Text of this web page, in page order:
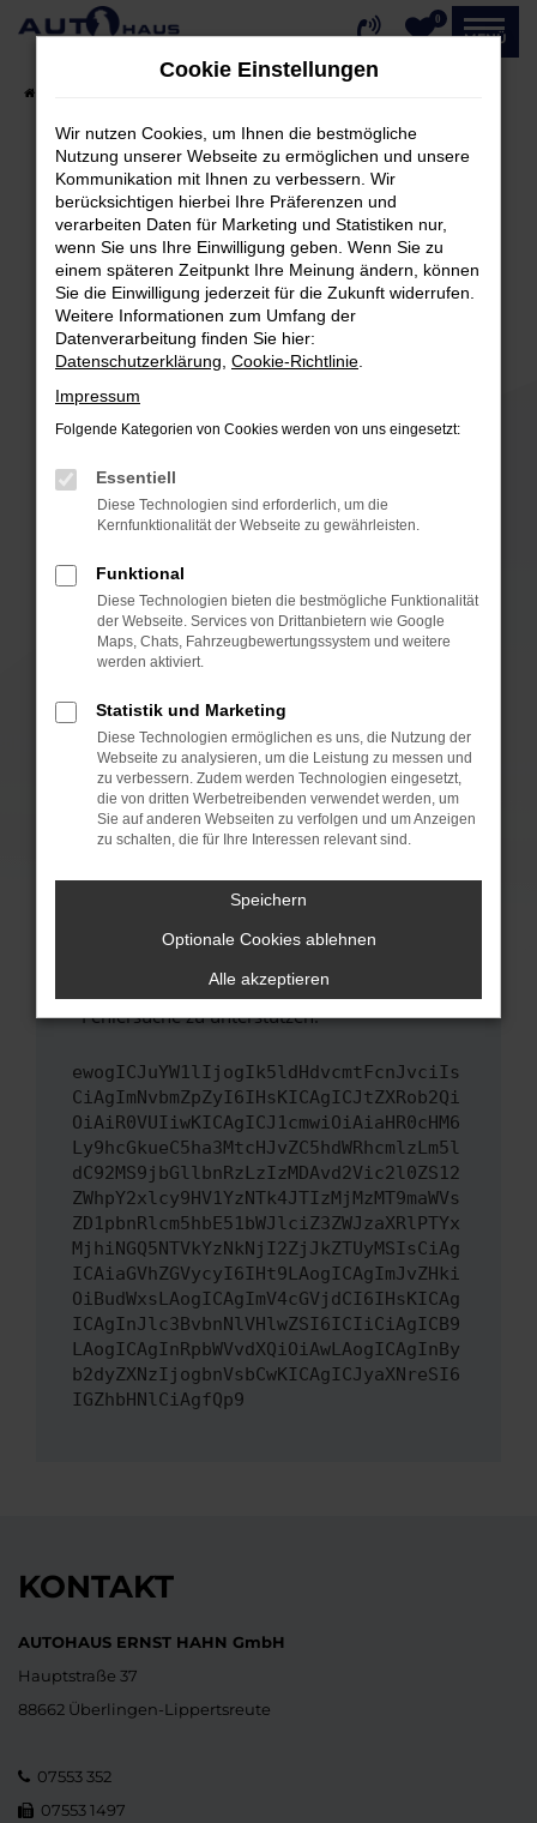
Zum
0
MENÜ
Fehler: Network Error
Beim Laden ist ein Fehler aufgetreten.
Hier sind ein paar Tipps, die dir helfen können:
Überprüfe deine Firewall und deine
Internetverbindung.
Laden andere Webseiten, zum Beispiel deine
Suchmaschine?
Prüfe deine Browsererweiterungen.
können das Laden bestimmter Seiten
verhindern. Funktioniert die Seite in einem
anderen Browser oder in einem privaten
Fenster?
Starte dein Gerät neu.
Das kann manchmal helfen, vorübergehende
Probleme zu beheben.
Betriebssystem auf dem neuesten Stand
sind.
Veraltete Software birgt nicht nur ein
Sicherheitsrisiko, sondern kann auch dazu
führen, dass bestimmte Funktionen nicht mehr
unterstützt werden.
Wende dich an den Webseitenbetreiber.
Wenn du alle oben genannten Schritte versucht
hast, kontaktiere uns bitte. Wir werden
uns diesen Text schicken, um uns bei der
Fehlersuche zu unterstützen:
ewogICJuYW1lIjogIk5ldHdvcmtFcnJvciIs
CiAgImNvbmZpZyI6IHsKICAgICJtZXRob2Qi
OiAiR0VUIiwKICAgICJ1cmwiOiAiaHR0cHM6
Ly9hcGkueC5ha3MtcHJvZC5hdWRhcmlzLm5l
dC92MS9jbGllbnRzLzIzMDAvd2Vic2l0ZS12
ZWhpY2xlcy9HV1YzNTk4JTIzMjMzMT9maWVs
ZD1pbnRlcm5hbE51bWJlciZ3ZWJzaXRlPTYx
MjhiNGQ5NTVkYzNkNjI2ZjJkZTUyMSIsCiAg
ICAiaGVhZGVycyI6IHt9LAogICAgImJvZHki
OiBudWxsLAogICAgImV4cGVjdCI6IHsKICAg
ICAgInJlc3BvbnNlVHlwZSI6ICIiCiAgICB9
LAogICAgInRpbWVvdXQiOiAwLAogICAgInBy
b2dyZXNzIjogbnVsbCwKICAgICJyaXNreSI6
IGZhbHNlCiAgfQp9
KONTAKT
AUTOHAUS ERNST HAHN GmbH
Hauptstraße 37
88662 Überlingen-Lippertsreute
07553 352
07553 1497
Cookie Einstellungen
Wir nutzen Cookies, um Ihnen die bestmögliche
Nutzung unserer Webseite zu ermöglichen und unsere
Kommunikation mit Ihnen zu verbessern. Wir
berücksichtigen hierbei Ihre Präferenzen und
verarbeiten Daten für Marketing und Statistiken nur,
wenn Sie uns Ihre Einwilligung geben. Wenn Sie zu
einem späteren Zeitpunkt Ihre Meinung ändern, können
Sie die Einwilligung jederzeit für die Zukunft widerrufen.
Weitere Informationen zum Umfang der
Datenverarbeitung finden Sie hier:
Datenschutzerklärung Cookie-Richtlinie
Impressum
Folgende Kategorien von Cookies werden von uns eingesetzt:
Essentiell
Diese Technologien sind erforderlich, um die
Kernfunktionalität der Webseite zu gewährleisten.
Funktional
Diese Technologien bieten die bestmögliche Funktionalität
der Webseite. Services von Drittanbietern wie Google
Maps, Chats, Fahrzeugbewertungssystem und weitere
werden aktiviert.
Statistik und Marketing
Diese Technologien ermöglichen es uns, die Nutzung der
Webseite zu analysieren, um die Leistung zu messen und
zu verbessern. Zudem werden Technologien eingesetzt,
die von dritten Werbetreibenden verwendet werden, um
Sie auf anderen Webseiten zu verfolgen und um Anzeigen
zu schalten, die für Ihre Interessen relevant sind.
Speichern
Optionale Cookies ablehnen
Alle akzeptieren